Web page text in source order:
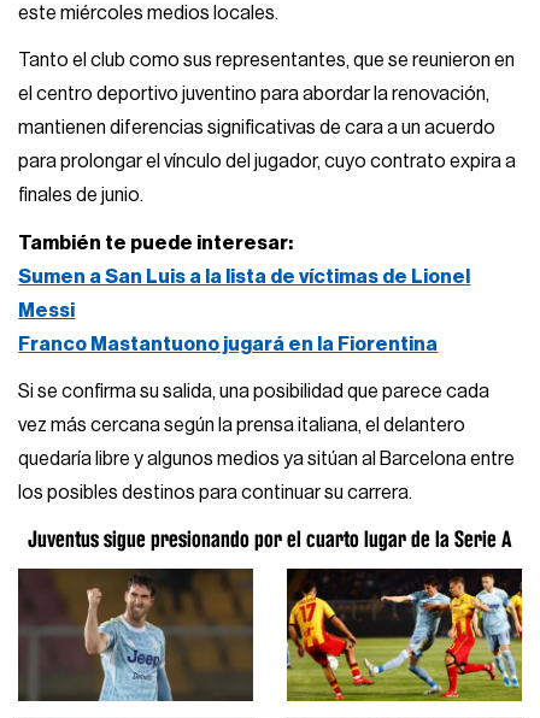
este miércoles medios locales.
Tanto el club como sus representantes, que se reunieron en
el centro deportivo juventino para abordar la renovación,
mantienen diferencias significativas de cara a un acuerdo
para prolongar el vínculo del jugador, cuyo contrato expira a
finales de junio.
También te puede interesar:
Sumen a San Luis a la lista de víctimas de Lionel
Messi
Franco Mastantuono jugará en la Fiorentina
Si se confirma su salida, una posibilidad que parece cada
vez más cercana según la prensa italiana, el delantero
quedaría libre y algunos medios ya sitúan al Barcelona entre
los posibles destinos para continuar su carrera.
Juventus sigue presionando por el cuarto lugar de la Serie A